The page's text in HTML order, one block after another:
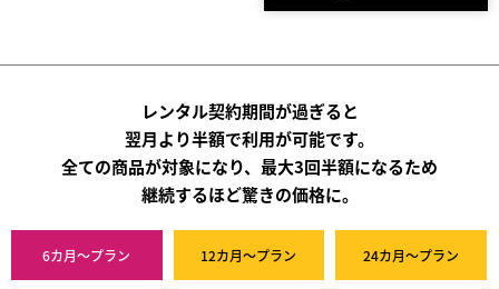
レンタル契約期間が過ぎると
翌月より半額で利用が可能です。
全ての商品が対象になり、最大3回半額になるため
継続するほど驚きの価格に。
6カ月～プラン 12カ月～プラン 24カ月～プラン